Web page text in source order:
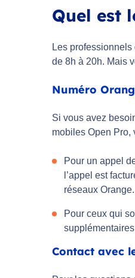
Quel est
Les
de 8h à 20h. Mais
Numéro
Si vous avez
mobiles Open Pro,
Pour un appel
l’appel est
réseaux Orange.
Pour ceux qui
Contact avec